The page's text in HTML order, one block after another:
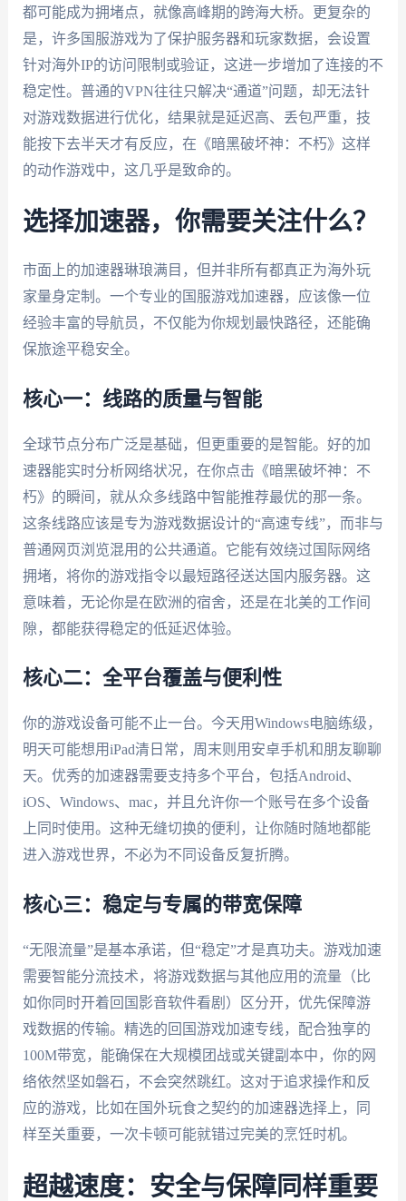
都可能成为拥堵点，就像高峰期的跨海大桥。更复杂的
是，许多国服游戏为了保护服务器和玩家数据，会设置
针对海外IP的访问限制或验证，这进一步增加了连接的不
稳定性。普通的VPN往往只解决“通道”问题，却无法针
对游戏数据进行优化，结果就是延迟高、丢包严重，技
能按下去半天才有反应，在《暗黑破坏神：不朽》这样
的动作游戏中，这几乎是致命的。
选择加速器，你需要关注什么？
市面上的加速器琳琅满目，但并非所有都真正为海外玩
家量身定制。一个专业的国服游戏加速器，应该像一位
经验丰富的导航员，不仅能为你规划最快路径，还能确
保旅途平稳安全。
核心一：线路的质量与智能
全球节点分布广泛是基础，但更重要的是智能。好的加
速器能实时分析网络状况，在你点击《暗黑破坏神：不
朽》的瞬间，就从众多线路中智能推荐最优的那一条。
这条线路应该是专为游戏数据设计的“高速专线”，而非与
普通网页浏览混用的公共通道。它能有效绕过国际网络
拥堵，将你的游戏指令以最短路径送达国内服务器。这
意味着，无论你是在欧洲的宿舍，还是在北美的工作间
隙，都能获得稳定的低延迟体验。
核心二：全平台覆盖与便利性
你的游戏设备可能不止一台。今天用Windows电脑练级，
明天可能想用iPad清日常，周末则用安卓手机和朋友聊聊
天。优秀的加速器需要支持多个平台，包括Android、
iOS、Windows、mac，并且允许你一个账号在多个设备
上同时使用。这种无缝切换的便利，让你随时随地都能
进入游戏世界，不必为不同设备反复折腾。
核心三：稳定与专属的带宽保障
“无限流量”是基本承诺，但“稳定”才是真功夫。游戏加速
需要智能分流技术，将游戏数据与其他应用的流量（比
如你同时开着回国影音软件看剧）区分开，优先保障游
戏数据的传输。精选的回国游戏加速专线，配合独享的
100M带宽，能确保在大规模团战或关键副本中，你的网
络依然坚如磐石，不会突然跳红。这对于追求操作和反
应的游戏，比如在国外玩食之契约的加速器选择上，同
样至关重要，一次卡顿可能就错过完美的烹饪时机。
超越速度：安全与保障同样重要